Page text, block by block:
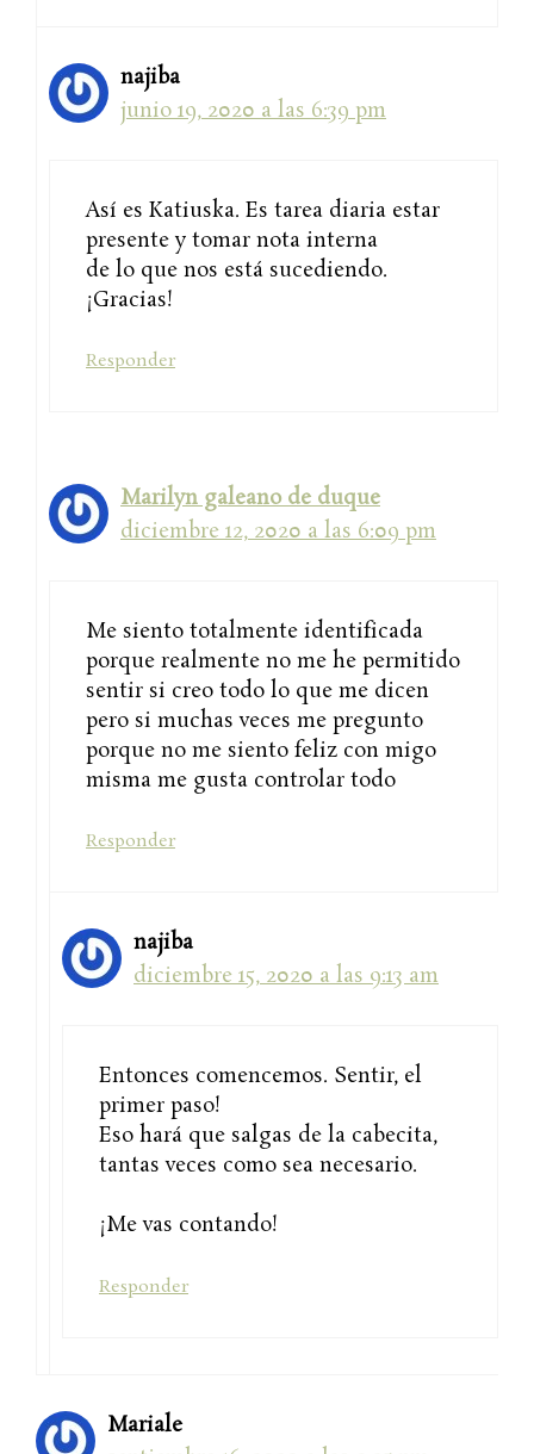
najiba
junio 19, 2020 a las 6:39 pm
Así es Katiuska. Es tarea diaria estar
presente y tomar nota interna
de lo que nos está sucediendo.
¡Gracias!
Responder
Marilyn galeano de duque
diciembre 12, 2020 a las 6:09 pm
Me siento totalmente identificada
porque realmente no me he permitido
sentir si creo todo lo que me dicen
pero si muchas veces me pregunto
porque no me siento feliz con migo
misma me gusta controlar todo
Responder
najiba
diciembre 15, 2020 a las 9:13 am
Entonces comencemos. Sentir, el
primer paso!
Eso hará que salgas de la cabecita,
tantas veces como sea necesario.
¡Me vas contando!
Responder
Mariale